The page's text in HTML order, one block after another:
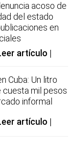
acoso de
del estado
en
artículo
Cuba: Un litro
cuesta mil pesos
informal
artículo